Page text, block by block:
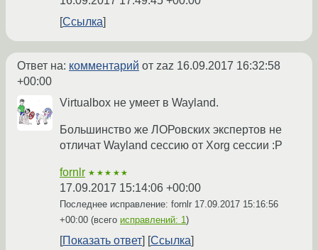
Ссылка
Ответ на: комментарий от zaz 16.09.2017 16:32:58
+00:00
Virtualbox не умеет в Wayland.
Большинство же ЛОРовских экспертов не
отличат Wayland сессию от Xorg сессии :P
fornlr ★★★★★
17.09.2017 15:14:06 +00:00
Последнее исправление: fornlr 17.09.2017 15:16:56
+00:00 (всего исправлений: 1)
Показать ответ Ссылка